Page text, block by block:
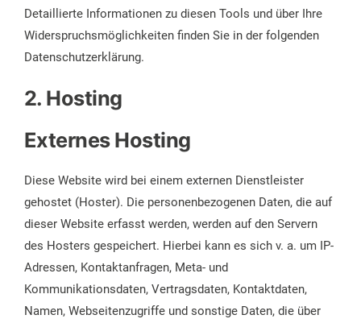
Detaillierte Informationen zu diesen Tools und über Ihre
Widerspruchsmöglichkeiten finden Sie in der folgenden
Datenschutzerklärung.
2. Hosting
Externes Hosting
Diese Website wird bei einem externen Dienstleister
gehostet (Hoster). Die personenbezogenen Daten, die auf
dieser Website erfasst werden, werden auf den Servern
des Hosters gespeichert. Hierbei kann es sich v. a. um IP-
Adressen, Kontaktanfragen, Meta- und
Kommunikationsdaten, Vertragsdaten, Kontaktdaten,
Namen, Webseitenzugriffe und sonstige Daten, die über